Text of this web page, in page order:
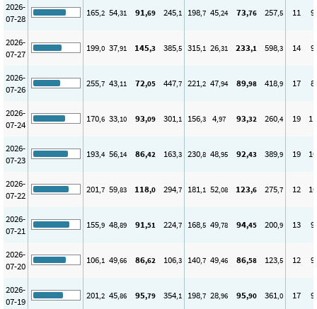
2026-
07-28
165,2 54,31 91,69 245,1 198,7 45,24 73,76 257,5 11 9
2026-
07-27
199,0 37,91 145,3 385,5 315,1 26,31 233,1 598,3 14 9
2026-
07-26
255,7 43,11 72,05 447,7 221,2 47,94 89,98 418,9 17 8
2026-
07-24
170,6 33,10 93,09 301,1 156,3 4,97 93,32 260,4 19 11
2026-
07-23
193,4 56,14 86,42 163,3 230,8 48,95 92,43 389,9 19 10
2026-
07-22
201,7 59,83 118,0 294,7 181,1 52,08 123,6 275,7 12 10
2026-
07-21
155,9 48,89 91,51 224,7 168,5 49,78 94,45 200,9 13 9
2026-
07-20
106,1 49,66 86,62 106,3 140,7 49,46 86,58 123,5 12 9
2026-
07-19
201,2 45,86 95,79 354,1 198,7 28,96 95,90 361,0 17 9